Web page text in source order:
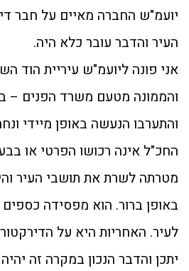
יועמ"ש החברה מאיים על חבר
העיר והדבר עובר כלא היה.
אני פונה ליועמ"ש עיריית הוד
והממונה מטעם משרד הפנים –
והתערבו הנעשה באופן מיידי
החכ"ל אינה רכושו הפרטי או
מטרתה לשרת את תושבי העיר
באופן ברור. הוא מפסידה כספים
לעיר. האחריות היא על
יתכן והדבר הנכון במקרה זה